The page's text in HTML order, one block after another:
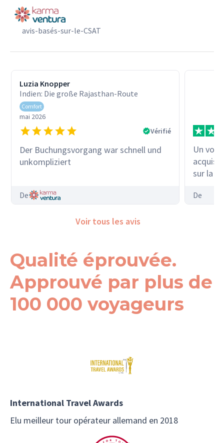
avis-basés-sur-le-CSAT
Luzia Knopper
Indien: Die große Rajasthan-Route
Comfort
mai 2026
Vérifié
Der Buchungsvorgang war schnell und
unkompliziert
De
Un
acquis
sur la
De
Voir tous les avis
Qualité éprouvée.
Approuvé par plus de
100 000 voyageurs
International Travel Awards
Elu meilleur tour opérateur allemand en 2018